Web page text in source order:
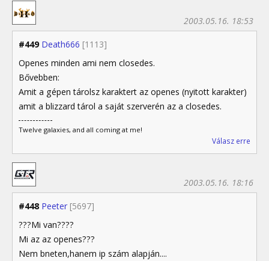
#449 Death666 [1113]
2003.05.16. 18:53
Openes minden ami nem closedes.
Bővebben:
Amit a gépen tárolsz karaktert az openes (nyitott karakter)
amit a blizzard tárol a saját szerverén az a closedes.
Twelve galaxies, and all coming at me!
Válasz erre
#448 Peeter [5697]
2003.05.16. 18:16
???Mi van????
Mi az az openes???
Nem bneten,hanem ip szám alapján....